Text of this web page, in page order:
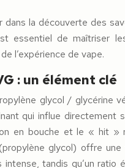
dans la découverte des
essentiel de maîtriser
l’expérience de vape.
: un élément clé
glycol / glycérine
qui influe directement
en bouche et le « hit »
glycol) offre une
tandis qu’un ratio